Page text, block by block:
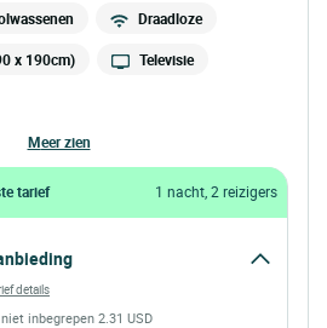
Draadloze
x 190cm) Televisie
meer zien
tarief 1 nacht, 2 reizigers
details
inbegrepen 2.31 USD